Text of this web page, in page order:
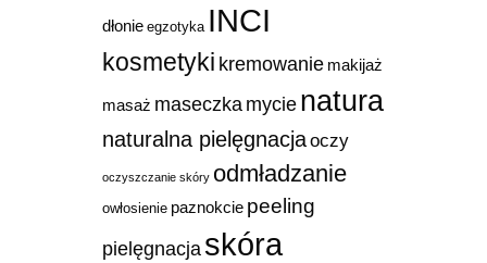
dłonie egzotyka INCI
kosmetyki kremowanie makijaż
masaż maseczka mycienatura
naturalna pielęgnacjaoczy
oczyszczanie skóry odmładzanie
owłosienie paznokcie peeling
pielęgnacjaskóra